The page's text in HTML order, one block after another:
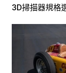
3D掃描器規格